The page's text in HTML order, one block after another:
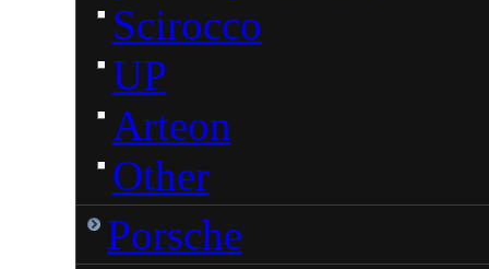
Scirocco
UP
Arteon
Other
Porsche